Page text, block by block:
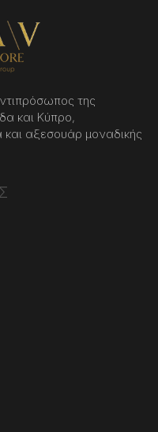
της
και Κύπρο,
αξεσουάρ μοναδικής